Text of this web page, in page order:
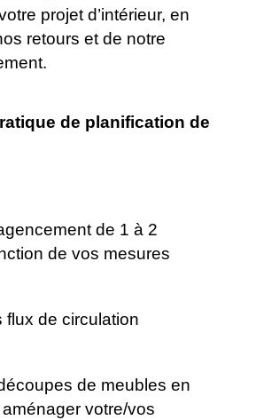
projet d’intérieur, en
retours et de notre
de planification de
de 1 à 2
de vos mesures
flux de circulation
de meubles en
votre/vos